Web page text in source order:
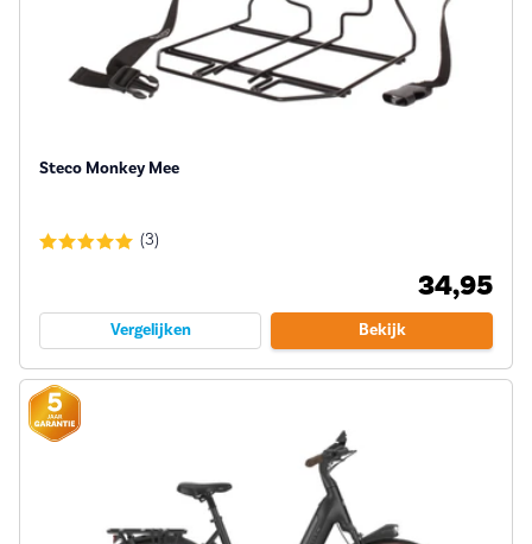
Steco Monkey Mee
(3)
34,95
Vergelijken Bekijk